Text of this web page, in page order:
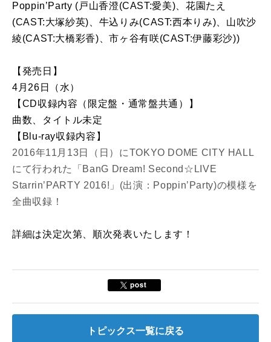
Poppin’Party (戸山香澄(CAST:愛美)、花園たえ
(CAST:大塚紗英)、牛込りみ(CAST:西本りみ)、山吹沙
綾(CAST:大橋彩香)、市ヶ谷有咲(CAST:伊藤彩沙))
【発売日】
4月26日（水）
【CD収録内容（限定盤・通常盤共通）】
曲数、タイトル未定
【Blu-ray収録内容】
2016年11月13日（日）にTOKYO DOME CITY HALL
にて行われた「BanG Dream! Second☆LIVE
Starrin’PARTY 2016!」(出演：Poppin’Party)の模様を
全曲収録！
詳細は決定次第、順次発表いたします！
トピックス一覧に戻る